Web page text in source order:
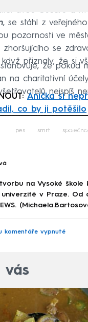
dvou Oscarů a
, se stáhl z
pozornosti ve
zhoršujícího se
přiznaly, že si
že
na charitativní
nejspíš
Anička si
co by ji potěšilo
pes smrt
na Vysoké škole
v Praze. Od
komentáře vypnuté
vás